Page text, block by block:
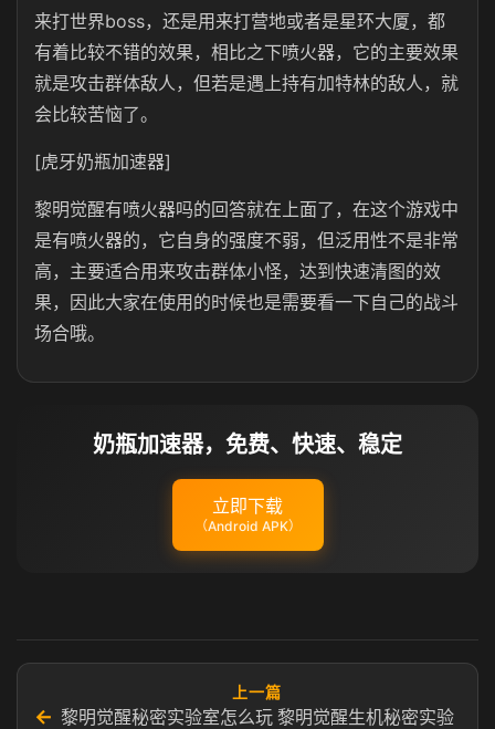
来打世界boss，还是用来打营地或者是星环大厦，都
有着比较不错的效果，相比之下喷火器，它的主要效果
就是攻击群体敌人，但若是遇上持有加特林的敌人，就
会比较苦恼了。
[虎牙奶瓶加速器]
黎明觉醒有喷火器吗的回答就在上面了，在这个游戏中
是有喷火器的，它自身的强度不弱，但泛用性不是非常
高，主要适合用来攻击群体小怪，达到快速清图的效
果，因此大家在使用的时候也是需要看一下自己的战斗
场合哦。
奶瓶加速器，免费、快速、稳定
立即下载
（Android APK）
←
上一篇
黎明觉醒秘密实验室怎么玩 黎明觉醒生机秘密实验